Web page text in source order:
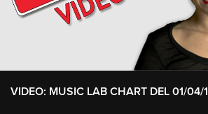
VIDEO: MUSIC LAB CHART DEL 01/04/